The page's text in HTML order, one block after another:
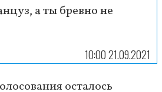
а ты бревно не
10:00 21.09.2021
осталось